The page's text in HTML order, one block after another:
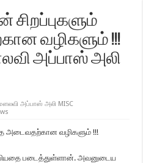
வழிகளும் !!!
அப்பாஸ் அலி
அப்பாஸ் அலி MISC
அடைவதற்கான வழிகளும் !!!
படைத்துள்ளான். அவனுடைய